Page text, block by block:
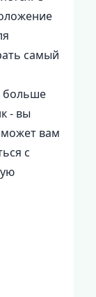
самый
больше
- вы
вам
с